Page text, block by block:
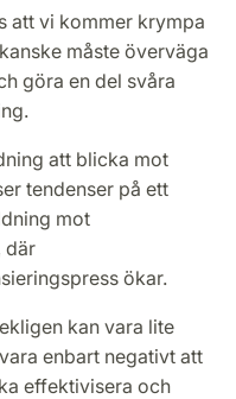
att vi kommer krympa
måste överväga
göra en del svåra
att blicka mot
tendenser på ett
mot
där
ökar.
kan vara lite
enbart negativt att
effektivisera och